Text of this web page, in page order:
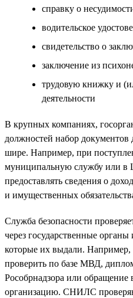
справку о
водительское
свидетельство о
заключение из
трудовую книжку и
деятельности
В крупных компаниях,
должностей набор
шире. Например, при
муниципальную службу или в
предоставлять сведения о
и имущественных
Служба безопасности
через государственные
которые их выдали. Например,
проверить по базе МВД,
Рособрнадзора или обращение
организацию. СНИЛС